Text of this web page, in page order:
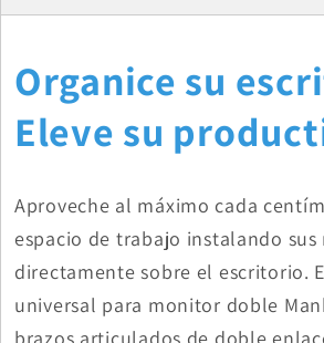
Organice su
Eleve su
Aproveche al máximo cada
espacio de trabajo instalando sus
directamente sobre el escritorio.
universal para monitor doble